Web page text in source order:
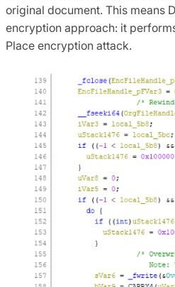
original document. This means
encryption approach: it
Place encryption attack.